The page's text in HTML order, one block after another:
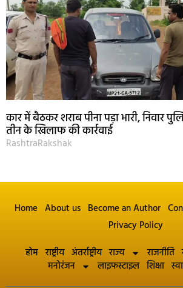
कार में बैठकर शराब पीना पड़ा भारी, निवार
तीन के खिलाफ की कार्रवाई
RashtraRakshak
Home About us Become an Author
Privacy Policy
होम राष्ट्रीय अंतर्राष्ट्रीय राज्य राजनीति
मनोरंजन
लाइफस्टाइल शिक्षा